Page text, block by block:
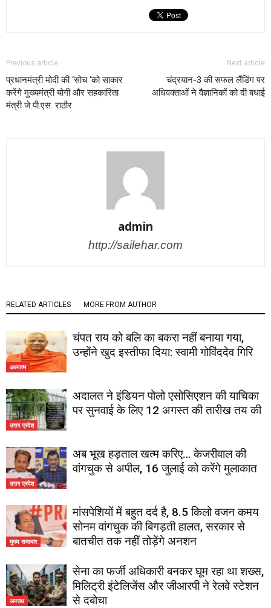
Previous article
प्रधानमंत्री मोदी की ‘सोच ‘को साकार
करेंगे मुख्यमंत्री योगी और सहकारिता
मंत्री जे.पी.एस. राठौर
Next article
चंद्रयान-3 की सफल लैंडिंग पर
अधिवक्ताओं ने वैज्ञानिकों को दी बधाई
admin
http://sailehar.com
RELATED ARTICLES MORE FROM AUTHOR
अध्यात्म
चंपत राय को बलि का बकरा नहीं बनाया गया,
उन्होंने खुद इस्तीफा दिया: स्वामी गोविंददेव गिरि
उत्तर प्रदेश
अदालत ने इंडियन पोलो एसोसिएशन की याचिका
पर सुनवाई के लिए 12 अगस्त की तारीख तय की
उत्तर प्रदेश
अब भूख हड़ताल खत्म करिए… केजरीवाल की
वांगचुक से अपील, 16 जुलाई को करेंगे मुलाकात
मुख्य समाचार
मांसपेशियों में बहुत दर्द है, 8.5 किलो वजन कमय
सोनम वांगचुक की बिगड़ती हालत, सरकार से
बातचीत तक नहीं तोड़ेंगे अनशन
अपराध
सेना का फर्जी अधिकारी बनकर घूम रहा था शख्स,
मिलिट्री इंटेलिजेंस और जीआरपी ने रेलवे स्टेशन
से दबोचा